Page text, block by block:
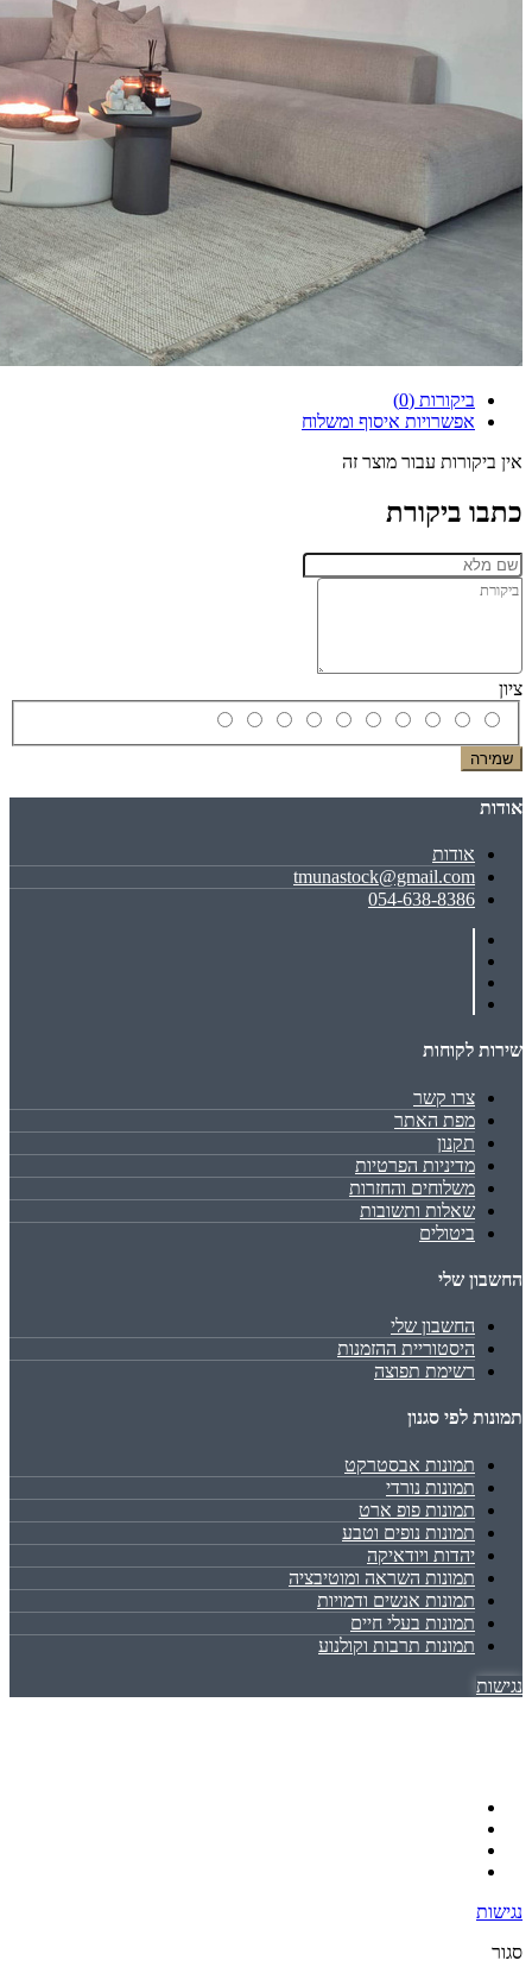
ביקורות (0)
אפשרויות איסוף ומשלוח
אין ביקורות עבור מוצר זה
כתבו ביקורת
ציון
שמירה
אודות
אודות
tmunastock@gmail.com
054-638-8386
שירות לקוחות
צרו קשר
מפת האתר
תקנון
מדיניות הפרטיות
משלוחים והחזרות
שאלות ותשובות
ביטולים
החשבון שלי
החשבון שלי
היסטוריית ההזמנות
רשימת תפוצה
תמונות לפי סגנון
תמונות אבסטרקט
תמונות נורדי
תמונות פופ ארט
תמונות נופים וטבע
יהדות ויודאיקה
תמונות השראה ומוטיבציה
תמונות אנשים ודמויות
תמונות בעלי חיים
תמונות תרבות וקולנוע
נגישות
נגישות
סגור